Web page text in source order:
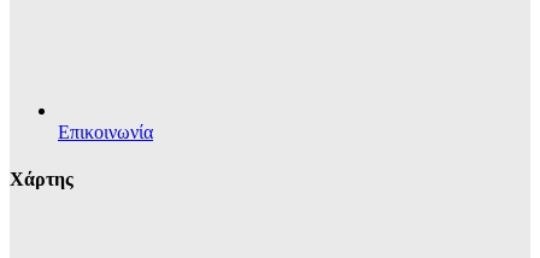
Επικοινωνία
Χάρτης